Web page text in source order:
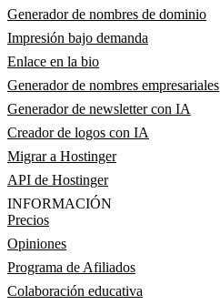
Generador de nombres de dominio
Impresión bajo demanda
Enlace en la bio
Generador de nombres empresariales
Generador de newsletter con IA
Creador de logos con IA
Migrar a Hostinger
API de Hostinger
INFORMACIÓN
Precios
Opiniones
Programa de Afiliados
Colaboración educativa